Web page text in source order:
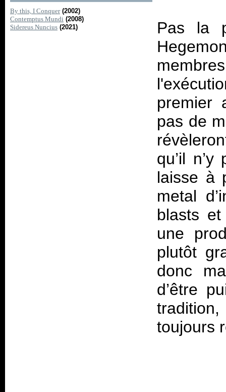
By this, I Conquer (2002)
Contemptus Mundi (2008)
Sidereus Nuncius (2021)
Pas la
premier
pas de
qu’il
laisse à
metal
blasts
une
plutôt
donc
d’être